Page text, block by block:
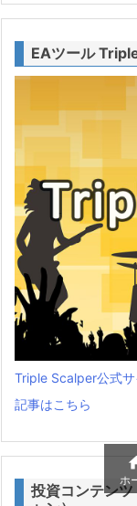
EAツール
Triple Scalper公式サ
記事はこちら
投資コンテン
ホ